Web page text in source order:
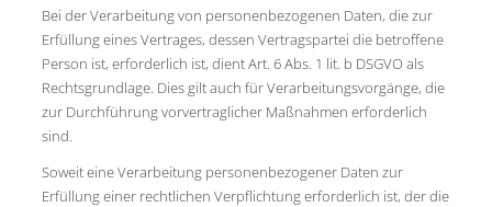
Bei der Verarbeitung von personenbezogenen Daten, die zur
Erfüllung eines Vertrages, dessen Vertragspartei die betroffene
Person ist, erforderlich ist, dient Art. 6 Abs. 1 lit. b DSGVO als
Rechtsgrundlage. Dies gilt auch für Verarbeitungsvorgänge, die
zur Durchführung vorvertraglicher Maßnahmen erforderlich
sind.
Soweit eine Verarbeitung personenbezogener Daten zur
Erfüllung einer rechtlichen Verpflichtung erforderlich ist, der die